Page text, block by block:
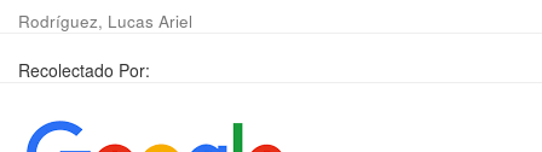
Rodríguez, Lucas Ariel
Recolectado Por: